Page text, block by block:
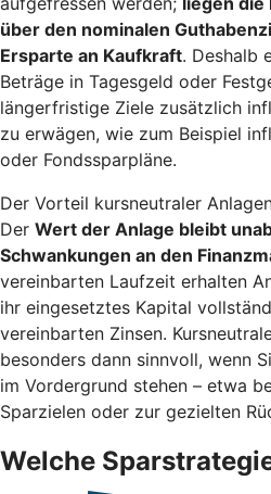
über den nominalen
Ersparte an Kaufkraft. Deshalb
Beträge in Tagesgeld oder
längerfristige Ziele zusätzlich
zu erwägen, wie zum Beispiel
oder Fondssparpläne.
Der Vorteil kursneutraler
Der Wert der Anlage bleibt
Schwankungen an den
vereinbarten Laufzeit erhalten
ihr eingesetztes Kapital
vereinbarten Zinsen.
besonders dann sinnvoll, wenn
im Vordergrund stehen – etwa
Sparzielen oder zur gezielten
Welche